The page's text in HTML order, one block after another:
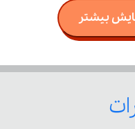
بیشتر